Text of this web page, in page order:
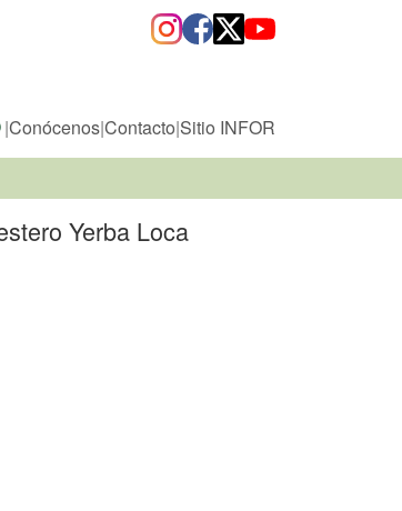
|Conócenos|Contacto|Sitio INFOR
Yerba Loca